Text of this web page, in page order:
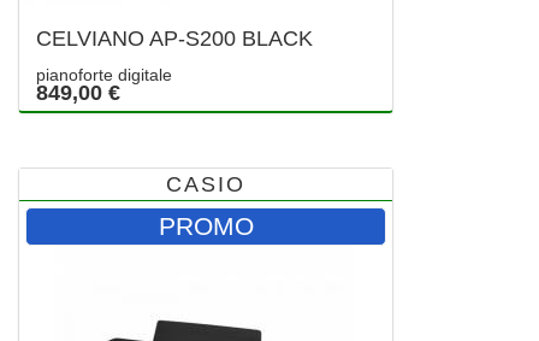
CELVIANO AP-S200 BLACK
pianoforte digitale
849,00 €
CASIO
PROMO